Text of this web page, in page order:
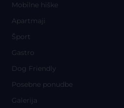
Mobilne hiške
Apartmaji
Šport
Gastro
Dog Friendly
Posebne ponudbe
Galerija